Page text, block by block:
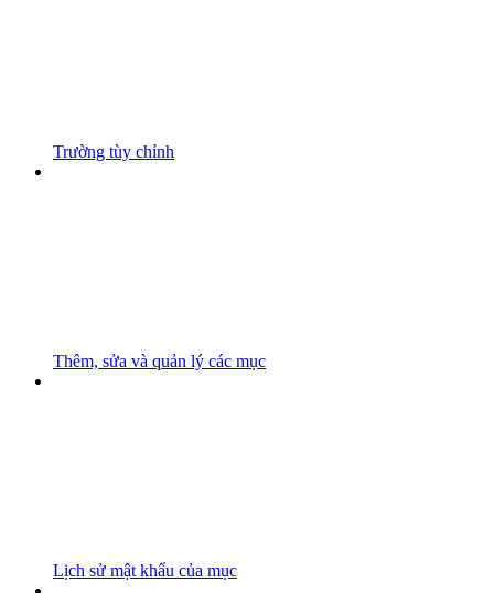
Trường tùy chỉnh
Thêm, sửa và quản lý các mục
Lịch sử mật khẩu của mục